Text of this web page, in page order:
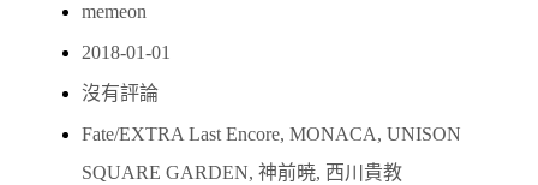
memeon
2018-01-01
沒有評論
Fate/EXTRA Last Encore, MONACA, UNISON
SQUARE GARDEN, 神前暁, 西川貴教